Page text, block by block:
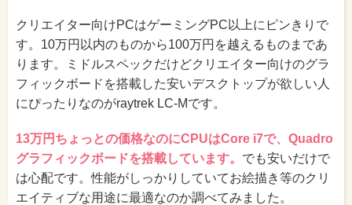
クリエイター向けPCはゲーミングPC以上にピンきりで
す。10万円以内のものから100万円を越えるものまであ
ります。ミドルスペックだけどクリエイター向けのグラ
フィックボードを搭載した安いデスクトップが欲しい人
にぴったりなのがraytrek LC-Mです。
13万円ちょっとの価格なのにCPUはCore i7で、Quadro
グラフィックボードを搭載しています。 でも安いだけで
は心配です。性能がしっかりしていてお絵描き等のクリ
エイティブな用途に最適なのか調べてみました。